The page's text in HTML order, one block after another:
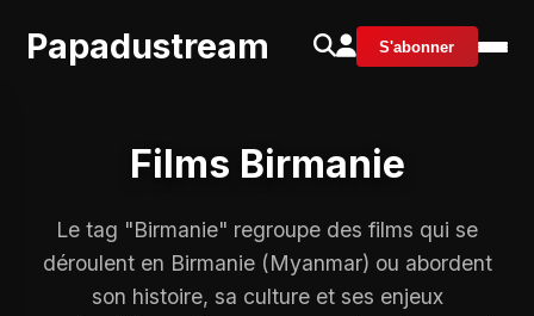
Papadustream S'abonner
Films Birmanie
Le tag "Birmanie" regroupe des films qui se
déroulent en Birmanie (Myanmar) ou abordent
son histoire, sa culture et ses enjeux